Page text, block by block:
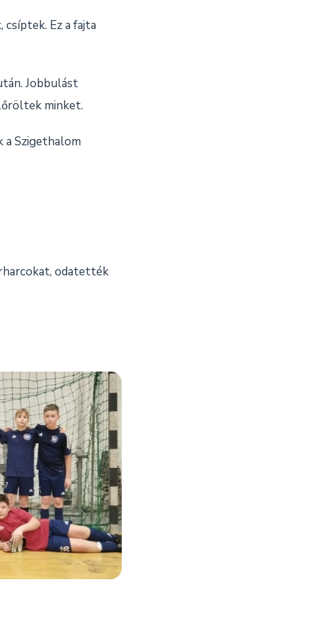
Ez a fajta
Jobbulást
minket.
a Szigethalom
odatették